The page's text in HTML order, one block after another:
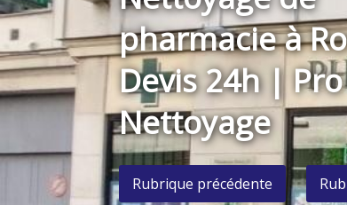
pharmacie à
Devis 24h |
Nettoyage
Rubrique précédente